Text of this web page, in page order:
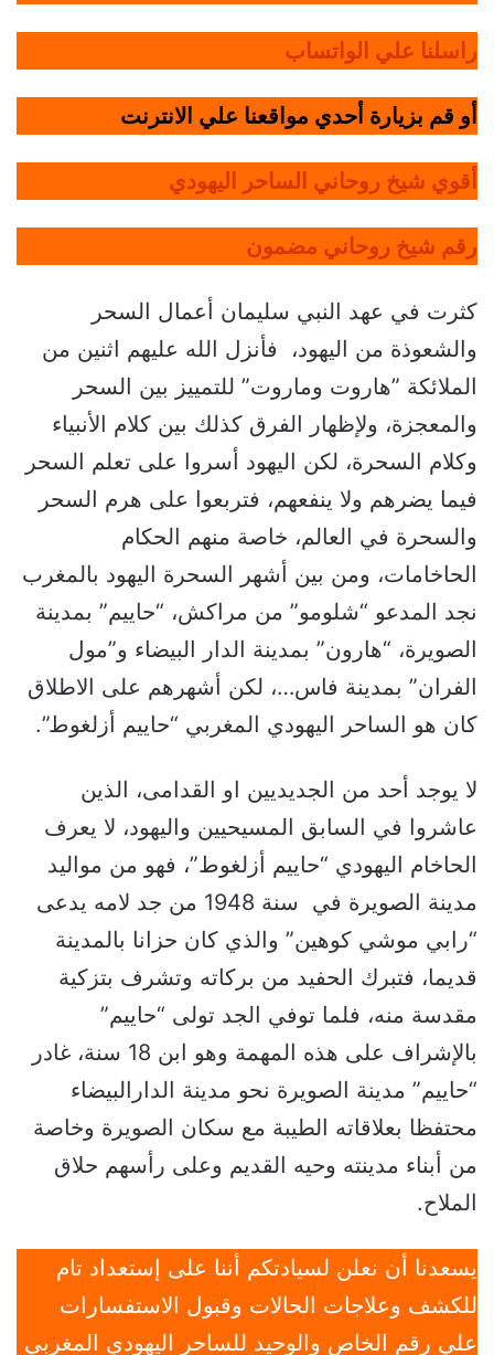
راسلنا علي الواتساب
أو قم بزيارة أحدي مواقعنا علي الانترنت
أقوي شيخ روحاني الساحر اليهودي
رقم شيخ روحاني مضمون
كثرت في عهد النبي سليمان أعمال السحر
والشعوذة من اليهود، فأنزل الله عليهم اثنين من
الملائكة ”هاروت وماروت” للتمييز بين السحر
والمعجزة، ولإظهار الفرق كذلك بين كلام الأنبياء
وكلام السحرة، لكن اليهود أسروا على تعلم السحر
فيما يضرهم ولا ينفعهم، فتربعوا على هرم السحر
والسحرة في العالم، خاصة منهم الحكام
الحاخامات، ومن بين أشهر السحرة اليهود بالمغرب
نجد المدعو “شلومو” من مراكش، “حاييم” بمدينة
الصويرة، “هارون” بمدينة الدار البيضاء و”مول
الفران” بمدينة فاس…، لكن أشهرهم على الاطلاق
كان هو الساحر اليهودي المغربي “حاييم أزلغوط”.
لا يوجد أحد من الجديديين او القدامى، الذين
عاشروا في السابق المسيحيين واليهود، لا يعرف
الحاخام اليهودي “حاييم أزلغوط”، فهو من مواليد
مدينة الصويرة في سنة 1948 من جد لامه يدعى
“رابي موشي كوهين” والذي كان حزانا بالمدينة
قديما، فتبرك الحفيد من بركاته وتشرف بتزكية
مقدسة منه، فلما توفي الجد تولى “حاييم”
بالإشراف على هذه المهمة وهو ابن 18 سنة، غادر
“حاييم” مدينة الصويرة نحو مدينة الدارالبيضاء
محتفظا بعلاقاته الطيبة مع سكان الصويرة وخاصة
من أبناء مدينته وحيه القديم وعلى رأسهم حلاق
الملاح.
يسعدنا أن نعلن لسيادتكم أننا على إستعداد تام
للكشف وعلاجات الحالات وقبول الاستفسارات
علي رقم الخاص والوحيد للساحر اليهودي المغربي